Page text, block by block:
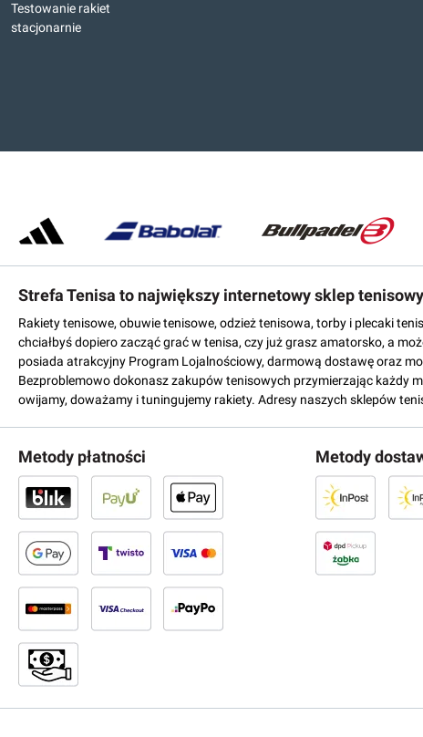
Testowanie rakiet
stacjonarnie
Strefa Tenisa to największy internetowy sklep
Rakiety tenisowe, obuwie tenisowe, odzież tenisowa, torby i plecaki
chciałbyś dopiero zacząć grać w tenisa, czy już grasz amatorsko, a
posiada atrakcyjny Program Lojalnościowy, darmową dostawę oraz
Bezproblemowo dokonasz zakupów tenisowych przymierzając każdy
owijamy, doważamy i tuningujemy rakiety. Adresy naszych sklepów
Metody płatności Metody